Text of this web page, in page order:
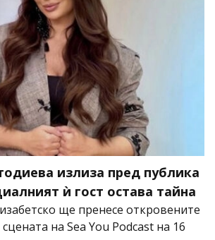
излиза пред публика
ѝ гост остава тайна
ще пренесе откровените
на Sea You Podcast на 16